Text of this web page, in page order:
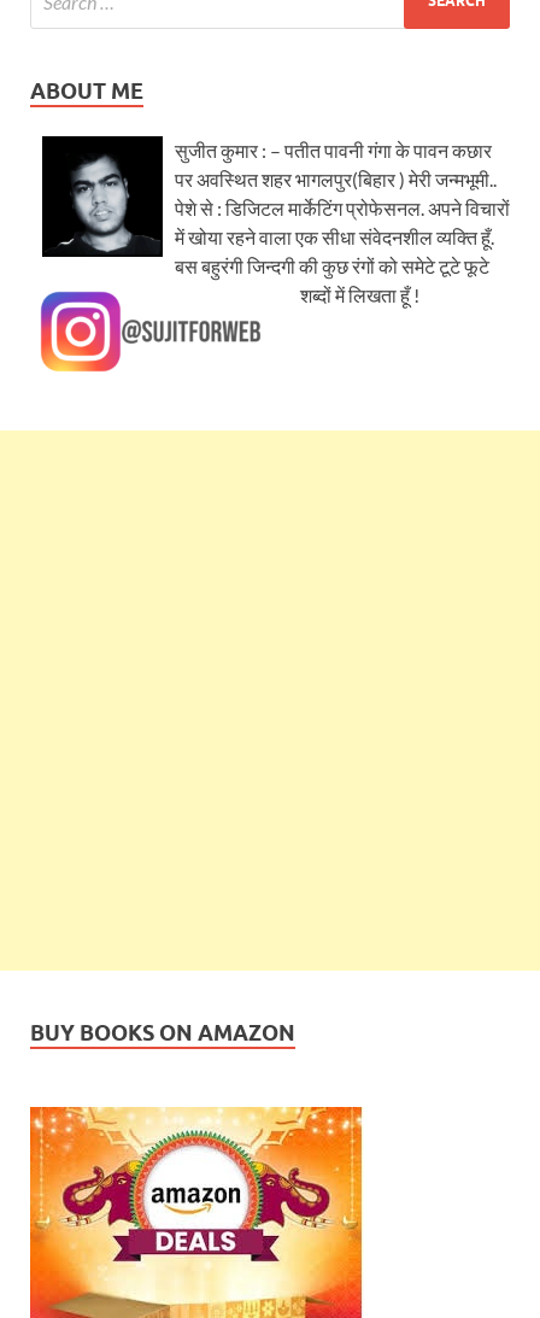
ABOUT ME
सुजीत कुमार : – पतीत पावनी गंगा के पावन कछार
पर अवस्थित शहर भागलपुर(बिहार ) मेरी जन्मभूमी..
पेशे से : डिजिटल मार्केटिंग प्रोफेसनल. अपने विचारों
में खोया रहने वाला एक सीधा संवेदनशील व्यक्ति हूँ.
बस बहुरंगी जिन्दगी की कुछ रंगों को समेटे टूटे फूटे
शब्दों में लिखता हूँ !
BUY BOOKS ON AMAZON